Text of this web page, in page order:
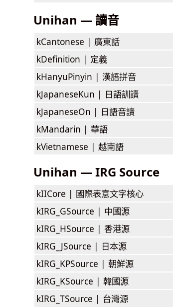
Unihan — 讀音
kCantonese | 廣東話
kDefinition | 定義
kHanyuPinyin | 漢語拼音
kJapaneseKun | 日語訓讀
kJapaneseOn | 日語音讀
kMandarin | 華語
kVietnamese | 越南語
Unihan — IRG Source
kIICore | 國際表意文字核心
kIRG_GSource | 中國源
kIRG_HSource | 香港源
kIRG_JSource | 日本源
kIRG_KPSource | 朝鮮源
kIRG_KSource | 韓國源
kIRG_TSource | 台灣源